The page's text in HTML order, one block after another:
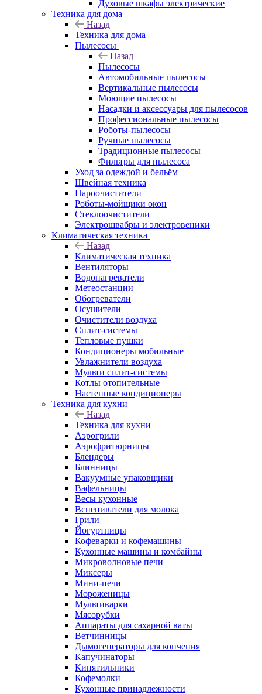
Духовые шкафы электрические
Техника для дома
Назад
Техника для дома
Пылесосы
Назад
Пылесосы
Автомобильные пылесосы
Вертикальные пылесосы
Моющие пылесосы
Насадки и аксессуары для пылесосов
Профессиональные пылесосы
Роботы-пылесосы
Ручные пылесосы
Традиционные пылесосы
Фильтры для пылесоса
Уход за одеждой и бельём
Швейная техника
Пароочистители
Роботы-мойщики окон
Стеклоочистители
Электрошвабры и электровеники
Климатическая техника
Назад
Климатическая техника
Вентиляторы
Водонагреватели
Метеостанции
Обогреватели
Осушители
Очистители воздуха
Сплит-системы
Тепловые пушки
Кондиционеры мобильные
Увлажнители воздуха
Мульти сплит-системы
Котлы отопительные
Настенные кондиционеры
Техника для кухни
Назад
Техника для кухни
Аэрогрили
Аэрофритюрницы
Блендеры
Блинницы
Вакуумные упаковщики
Вафельницы
Весы кухонные
Вспениватели для молока
Грили
Йогуртницы
Кофеварки и кофемашины
Кухонные машины и комбайны
Микроволновые печи
Миксеры
Мини-печи
Мороженицы
Мультиварки
Мясорубки
Аппараты для сахарной ваты
Ветчинницы
Дымогенераторы для копчения
Капучинаторы
Кипятильники
Кофемолки
Кухонные принадлежности